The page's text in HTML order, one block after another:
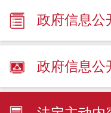
政府信息公
政府信息公